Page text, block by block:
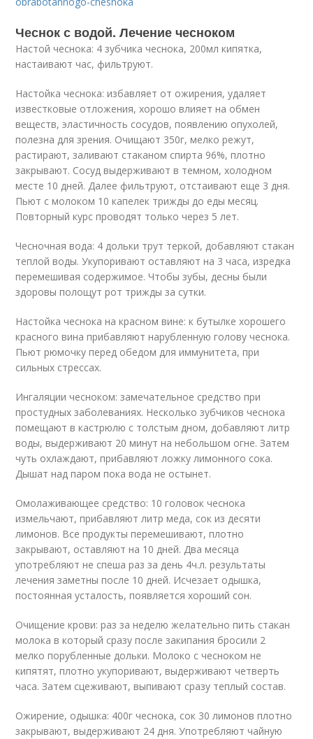
Чеснок с водой. Лечение чесноком
Настой чеснока: 4 зубчика чеснока, 200мл кипятка,
настаивают час, фильтруют.
Настойка чеснока: избавляет от ожирения, удаляет
известковые отложения, хорошо влияет на обмен
веществ, эластичность сосудов, появлению опухолей,
полезна для зрения. Очищают 350г, мелко режут,
растирают, заливают стаканом спирта 96%, плотно
закрывают. Сосуд выдерживают в темном, холодном
месте 10 дней. Далее фильтруют, отстаивают еще 3 дня.
Пьют с молоком 10 капелек трижды до еды месяц.
Повторный курс проводят только через 5 лет.
Чесночная вода: 4 дольки трут теркой, добавляют стакан
теплой воды. Укупоривают оставляют на 3 часа, изредка
перемешивая содержимое. Чтобы зубы, десны были
здоровы полощут рот трижды за сутки.
Настойка чеснока на красном вине: к бутылке хорошего
красного вина прибавляют нарубленную голову чеснока.
Пьют рюмочку перед обедом для иммунитета, при
сильных стрессах.
Ингаляции чесноком: замечательное средство при
простудных заболеваниях. Несколько зубчиков чеснока
помещают в кастрюлю с толстым дном, добавляют литр
воды, выдерживают 20 минут на небольшом огне. Затем
чуть охлаждают, прибавляют ложку лимонного сока.
Дышат над паром пока вода не остынет.
Омолаживающее средство: 10 головок чеснока
измельчают, прибавляют литр меда, сок из десяти
лимонов. Все продукты перемешивают, плотно
закрывают, оставляют на 10 дней. Два месяца
употребляют не спеша раз за день 4ч.л. результаты
лечения заметны после 10 дней. Исчезает одышка,
постоянная усталость, появляется хороший сон.
Очищение крови: раз за неделю желательно пить стакан
молока в который сразу после закипания бросили 2
мелко порубленные дольки. Молоко с чесноком не
кипятят, плотно укупоривают, выдерживают четверть
часа. Затем сцеживают, выпивают сразу теплый состав.
Ожирение, одышка: 400г чеснока, сок 30 лимонов плотно
закрывают, выдерживают 24 дня. Употребляют чайную